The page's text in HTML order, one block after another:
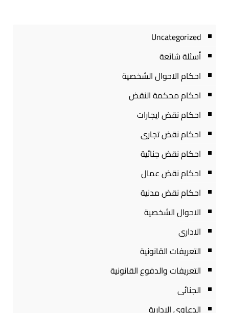
Uncategorized
أسئلة شائعة
احكام الاحوال الشخصية
احكام محكمة النقض
احكام نقض ايجارات
احكام نقض تجارى
احكام نقض جنائية
احكام نقض عمال
احكام نقض مدنية
الاحوال الشخصية
الادارى
التعريفات القانونية
التعريفات والدفوع القانونية
الجنائى
الدعاوى الادارية